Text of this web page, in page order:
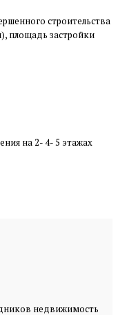
строительства
площадь застройки
на 2- 4- 5 этажах
недвижимость